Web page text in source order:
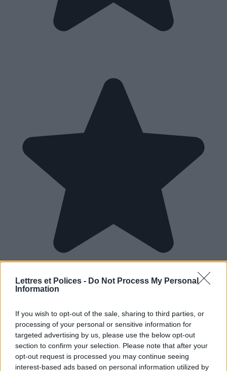
Lettres et Polices - Do Not Process My Personal
Information
If you wish to opt-out of the sale, sharing to third parties, or
processing of your personal or sensitive information for
targeted advertising by us, please use the below opt-out
section to confirm your selection. Please note that after your
opt-out request is processed you may continue seeing
interest-based ads based on personal information utilized by